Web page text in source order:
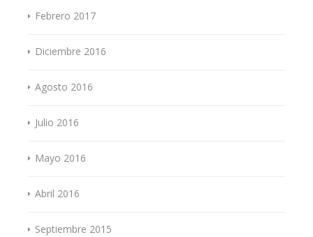
Febrero 2017
Diciembre 2016
Agosto 2016
Julio 2016
Mayo 2016
Abril 2016
Septiembre 2015